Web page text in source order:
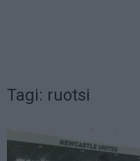
Tagi: ruotsi